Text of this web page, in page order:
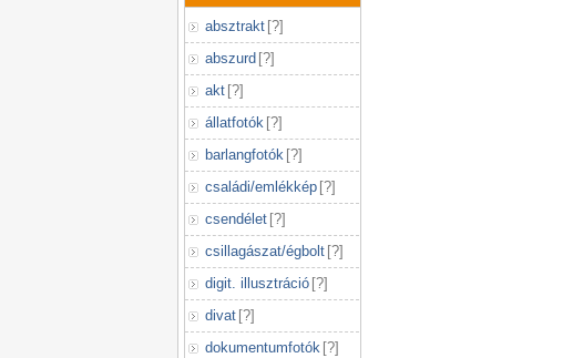
absztrakt [?]
abszurd [?]
akt [?]
állatfotók [?]
barlangfotók [?]
családi/emlékkép [?]
csendélet [?]
csillagászat/égbolt [?]
digit. illusztráció [?]
divat [?]
dokumentumfotók [?]